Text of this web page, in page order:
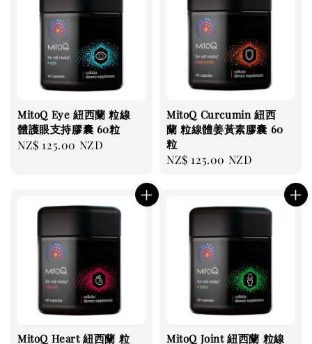
MitoQ Eye 紐西蘭 粒線
體護眼支持膠囊 60粒
Regular
NZ$ 125.00 NZD
MitoQ Curcumin 紐西
蘭 粒線體姜黃素膠囊 60
粒
Regular
NZ$ 125.00 NZD
MitoQ Heart 紐西蘭 粒
MitoQ Joint 紐西蘭 粒線